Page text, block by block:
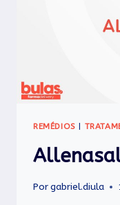
REMÉDIOS
Porgabriel.diula